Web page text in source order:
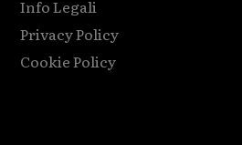
Info Legali
Privacy Policy
Cookie Policy